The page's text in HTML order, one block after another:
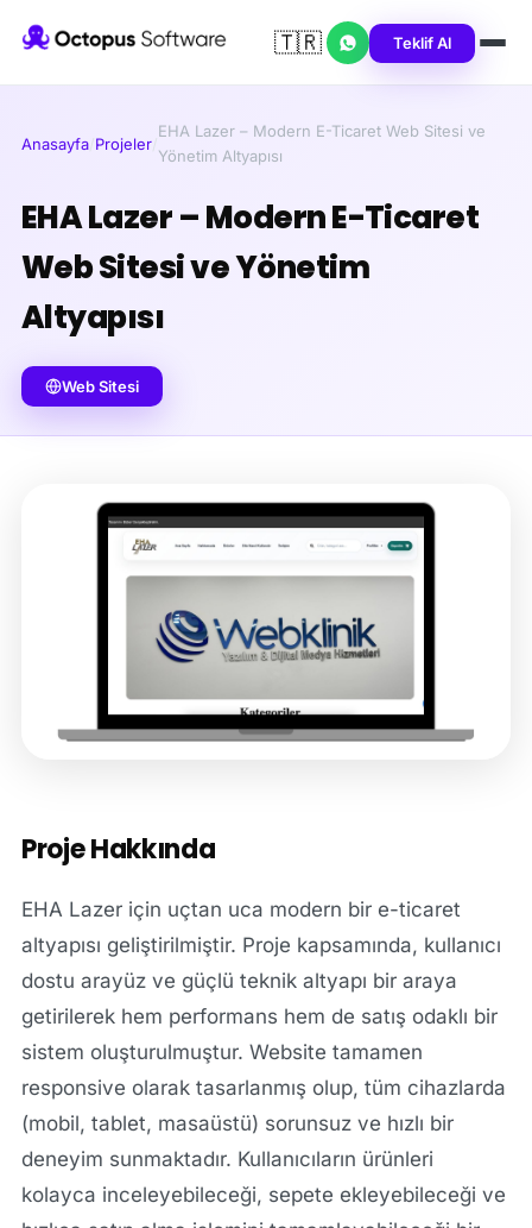
🇹🇷 Teklif Al
Anasayfa/Projeler/
EHA Lazer – Modern E-Ticaret Web Sitesi ve
Yönetim Altyapısı
EHA Lazer – Modern E-Ticaret
Web Sitesi ve Yönetim
Altyapısı
Web Sitesi
Proje Hakkında
EHA Lazer için uçtan uca modern bir e-ticaret
altyapısı geliştirilmiştir. Proje kapsamında, kullanıcı
dostu arayüz ve güçlü teknik altyapı bir araya
getirilerek hem performans hem de satış odaklı bir
sistem oluşturulmuştur. Website tamamen
responsive olarak tasarlanmış olup, tüm cihazlarda
(mobil, tablet, masaüstü) sorunsuz ve hızlı bir
deneyim sunmaktadır. Kullanıcıların ürünleri
kolayca inceleyebileceği, sepete ekleyebileceği ve